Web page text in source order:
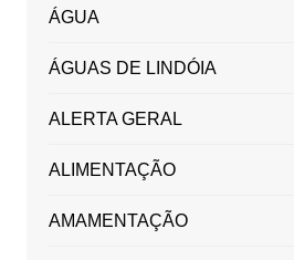
ÁGUA
ÁGUAS DE LINDÓIA
ALERTA GERAL
ALIMENTAÇÃO
AMAMENTAÇÃO